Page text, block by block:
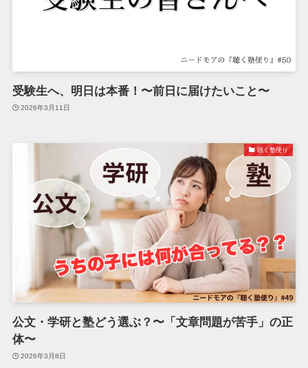
受験生へ、明日は本番！〜前日に届けたいこと〜
2026年3月11日
聴く塾便り
公文・学研と塾どう選ぶ？〜「文章問題が苦手」の正
体〜
2026年3月8日